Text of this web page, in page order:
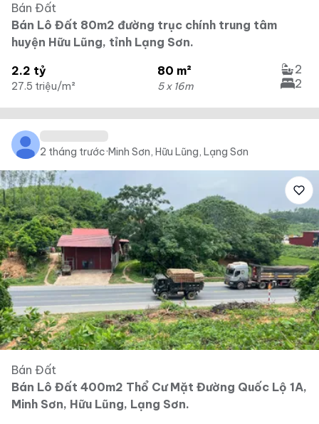
Bán Đất
Bán Lô Đất 80m2 đường trục chính trung tâm
huyện Hữu Lũng, tỉnh Lạng Sơn.
2.2 tỷ
27.5 triệu/m²
80 m²
5 x 16m
2
2
2 tháng trước·Minh Sơn, Hữu Lũng, Lạng Sơn
Bán Đất
Bán Lô Đất 400m2 Thổ Cư Mặt Đường Quốc Lộ 1A,
Minh Sơn, Hữu Lũng, Lạng Sơn.